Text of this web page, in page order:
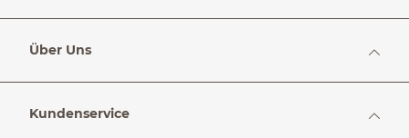
Über Uns
Kundenservice